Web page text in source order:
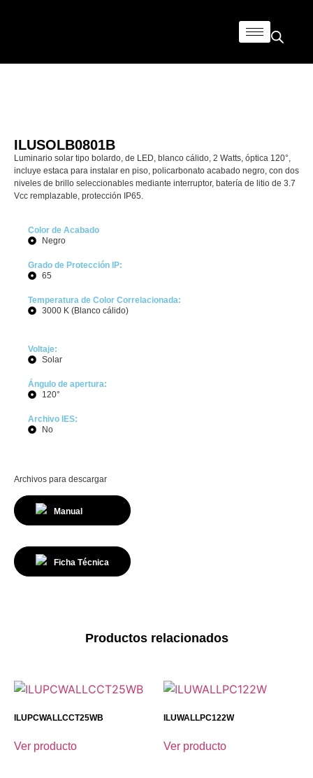
ILUSOLB0801B
Luminario solar tipo bolardo, de LED, blanco cálido, 2 Watts, óptica 120°,
incluye estaca para instalar en piso, policarbonato acabado negro, con dos
niveles de brillo seleccionables mediante interruptor, batería de litio de 3.7
Vcc remplazable, protección IP65.
Color de Acabado
Negro
Grado de Protección IP:
65
Temperatura de Color Correlacionada:
3000 K (Blanco cálido)
Voltaje:
Solar
Ángulo de apertura:
120°
Archivo IES:
No
Archivos para descargar
Manual
Ficha Técnica
Productos relacionados
ILUPCWALLCCT25WB
Ver producto
ILUWALLPC122W
Ver producto